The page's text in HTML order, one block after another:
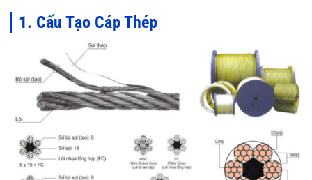
1. Cấu Tạo Cáp Thép